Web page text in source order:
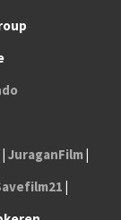
JuraganFilm|
|